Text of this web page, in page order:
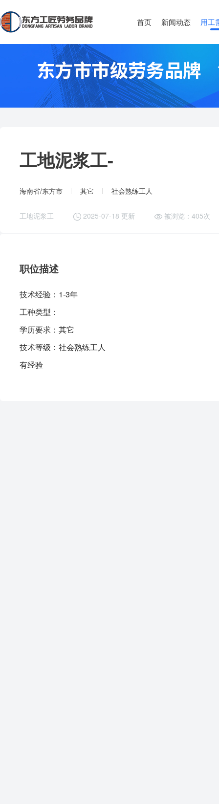
首页 新闻动态 用工
工地泥浆工-
海南省/东方市 其它 社会熟练工人
工地泥浆工 2025-07-18 更新 被浏览：405次
职位描述
技术经验： 1-3年
工种类型：
学历要求： 其它
技术等级： 社会熟练工人
有经验